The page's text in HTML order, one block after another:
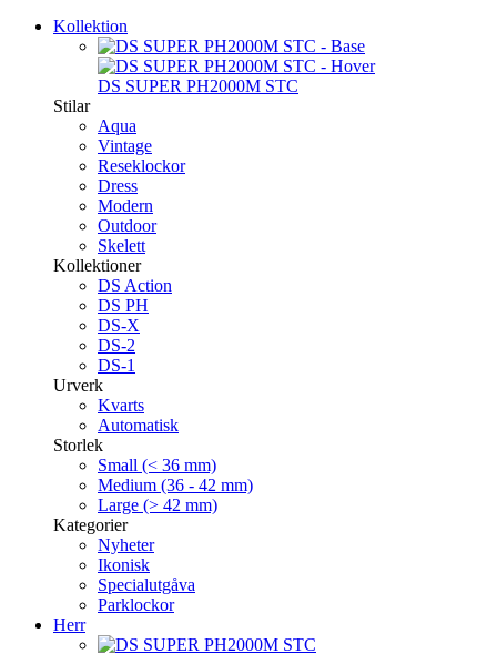
Kollektion
DS SUPER PH2000M STC
Stilar
Aqua
Vintage
Reseklockor
Dress
Modern
Outdoor
Skelett
Kollektioner
DS Action
DS PH
DS-X
DS-2
DS-1
Urverk
Kvarts
Automatisk
Storlek
Small (< 36 mm)
Medium (36 - 42 mm)
Large (> 42 mm)
Kategorier
Nyheter
Ikonisk
Specialutgåva
Parklockor
Herr